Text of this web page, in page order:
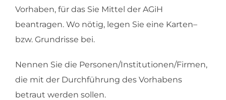
Vorhaben, für das Sie Mittel der AGiH
beantragen. Wo nötig, legen Sie eine Karten–
bzw. Grundrisse bei.
Nennen Sie die Personen/Institutionen/Firmen,
die mit der Durchführung des Vorhabens
betraut werden sollen.